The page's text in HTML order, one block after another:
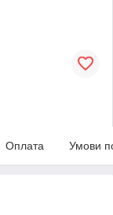
Оплата Умови